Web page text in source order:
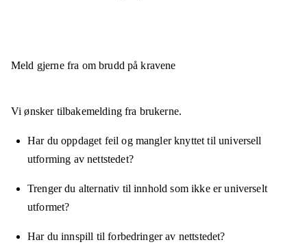
Meld gjerne fra om brudd på kravene
Vi ønsker tilbakemelding fra brukerne.
Har du oppdaget feil og mangler knyttet til universell
utforming av nettstedet?
Trenger du alternativ til innhold som ikke er universelt
utformet?
Har du innspill til forbedringer av nettstedet?